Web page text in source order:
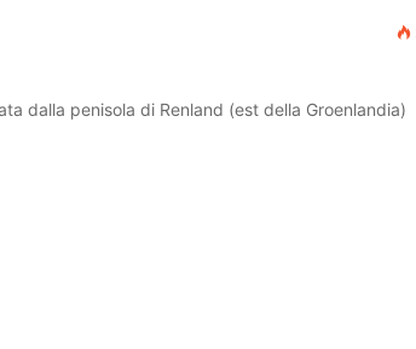
dalla penisola di Renland (est della Groenlandia)